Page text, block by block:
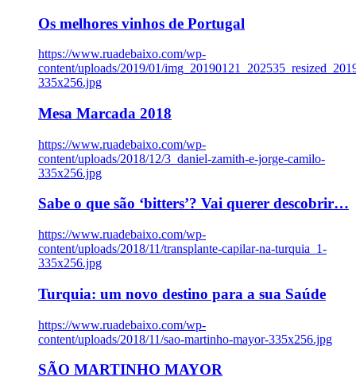
Os melhores vinhos de Portugal
https://www.ruadebaixo.com/wp-
content/uploads/2019/01/
335x256.jpg
Mesa Marcada 2018
https://www.ruadebaixo.com/wp-
content/uploads/2018/12/3_daniel-zamith-e-jorge-camilo-
335x256.jpg
Sabe o que são ‘bitters’? Vai querer descobrir…
https://www.ruadebaixo.com/wp-
content/uploads/2018/11/transplante-capilar-na-turquia_1-
335x256.jpg
Turquia: um novo destino para a sua Saúde
https://www.ruadebaixo.com/wp-
content/uploads/2018/11/sao-martinho-mayor-335x256.jpg
SÃO MARTINHO MAYOR